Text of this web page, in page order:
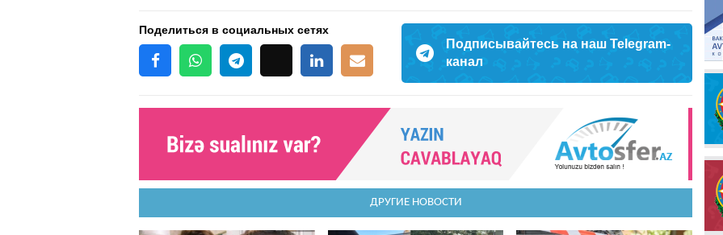
Поделиться в социальных сетях
Подписывайтесь на наш Telegram-
канал
ДРУГИЕ НОВОСТИ